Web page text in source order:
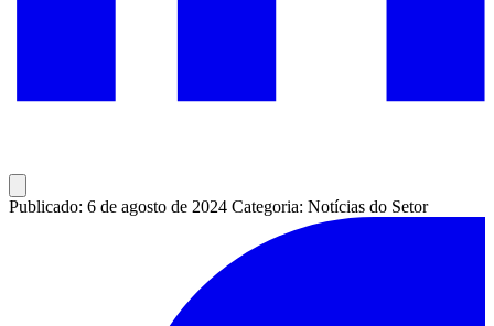
Publicado: 6 de agosto de 2024 Categoria: Notícias do Setor